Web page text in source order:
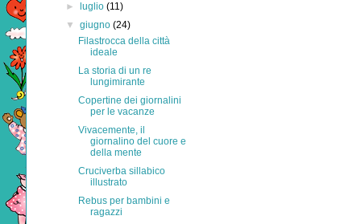
►
luglio(11)
▼giugno(24)
Filastrocca della città
ideale
La storia di un re
lungimirante
Copertine dei giornalini
per le vacanze
Vivacemente, il
giornalino del cuore e
della mente
Cruciverba sillabico
illustrato
Rebus per bambini e
ragazzi